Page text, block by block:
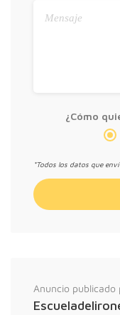
¿Cómo
*Todos los datos que
Anuncio publicado